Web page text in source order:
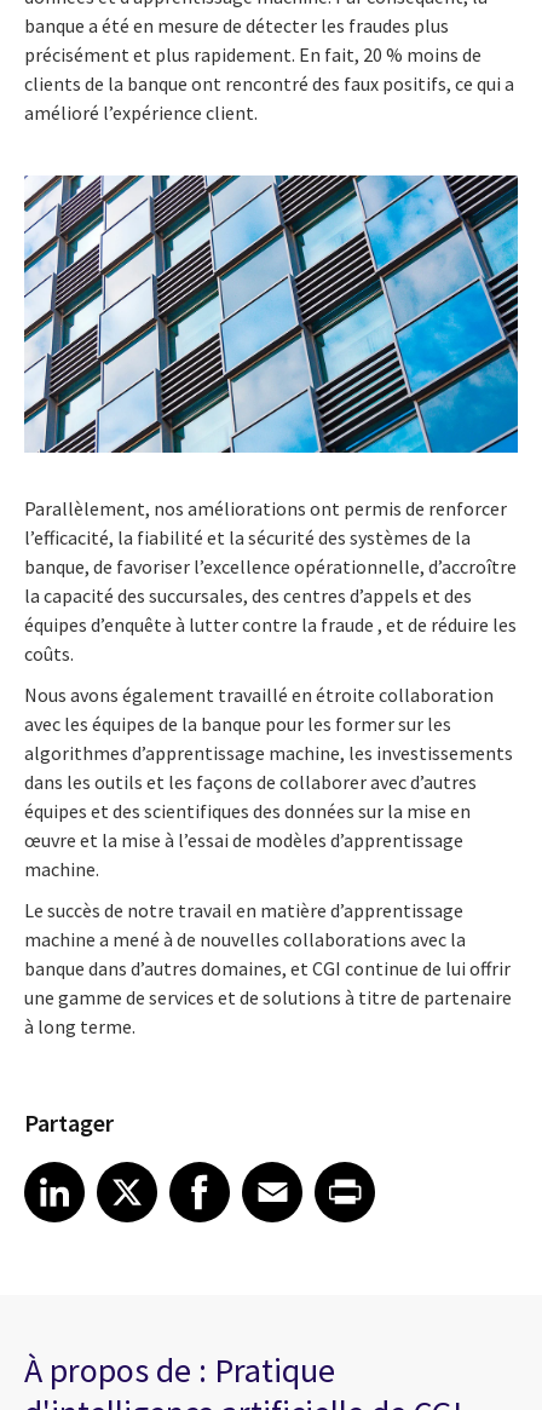
banque a été en mesure de détecter les fraudes plus
précisément et plus rapidement. En fait, 20 % moins de
clients de la banque ont rencontré des faux positifs, ce qui a
amélioré l’expérience client.
Parallèlement, nos améliorations ont permis de renforcer
l’efficacité, la fiabilité et la sécurité des systèmes de la
banque, de favoriser l’excellence opérationnelle, d’accroître
la capacité des succursales, des centres d’appels et des
équipes d’enquête à lutter contre la fraude , et de réduire les
coûts.
Nous avons également travaillé en étroite collaboration
avec les équipes de la banque pour les former sur les
algorithmes d’apprentissage machine, les investissements
dans les outils et les façons de collaborer avec d’autres
équipes et des scientifiques des données sur la mise en
œuvre et la mise à l’essai de modèles d’apprentissage
machine.
Le succès de notre travail en matière d’apprentissage
machine a mené à de nouvelles collaborations avec la
banque dans d’autres domaines, et CGI continue de lui offrir
une gamme de services et de solutions à titre de partenaire
à long terme.
Partager
Share article on LinkedIn
LinkedIn
Share article on XShare article on Facebook
Facebook
Share article on Email
EmailShare article on Print
À propos de : Pratique